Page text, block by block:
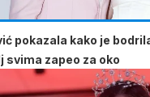
pokazala kako je
svima zapeo za oko